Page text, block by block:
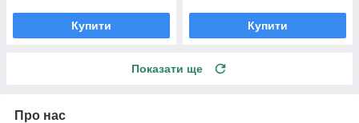
Купити Купити
Показати ще
Про нас